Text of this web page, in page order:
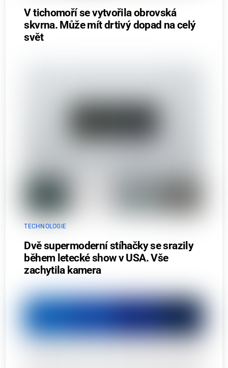
V tichomoří se vytvořila obrovská
skvrna. Může mít drtivý dopad na celý
svět
TECHNOLOGIE
Dvě supermoderní stíhačky se srazily
během letecké show v USA. Vše
zachytila kamera